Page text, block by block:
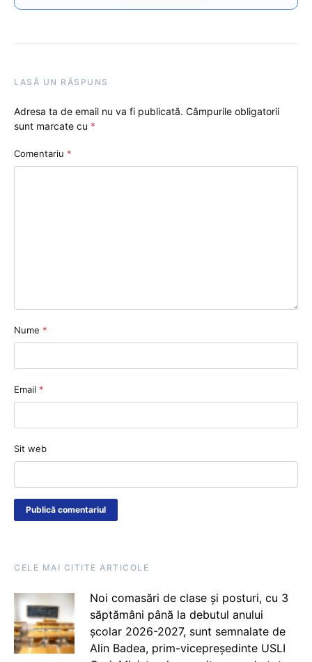
LASĂ UN RĂSPUNS
Adresa ta de email nu va fi publicată. Câmpurile obligatorii
sunt marcate cu *
Comentariu *
Nume *
Email *
Sit web
CELE MAI CITITE ARTICOLE
Noi comasări de clase și posturi, cu 3
săptămâni până la debutul anului
școlar 2026-2027, sunt semnalate de
Alin Badea, prim-vicepreședinte USLI